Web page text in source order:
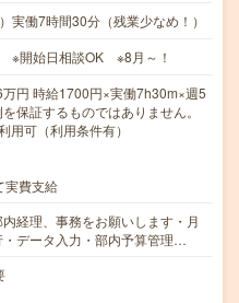
実働7時間30分（残業少なめ！）
※開始日相談OK ※8月～！
円 時給1700円×実働7h30m×週5
保証するものではありません。
用可（利用条件有）
実費支給
経理、事務をお願いします・月
データ入力・部内予算管理…